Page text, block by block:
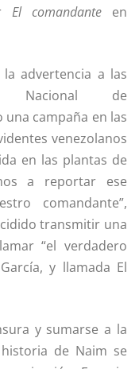
El comandanteen
advertencia a las
Nacional de
campaña en las
venezolanos
en las plantas de
a reportar ese
comandante”,
transmitir una
“el verdadero
y llamada El
y sumarse a la
de Naim se